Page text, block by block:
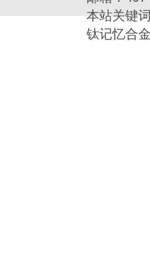
本站关键
钛记忆合